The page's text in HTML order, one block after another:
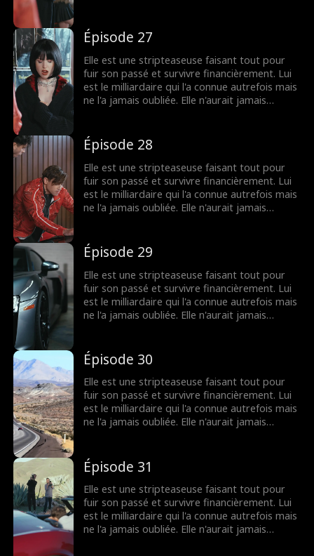
demande en mariage. À présent, elle est prise
au piège, entre cacher leur mariage secret et
étouffer les rumeurs qui pourraient tous les
deux les anéantir... tout en essayant de savoir
s'il l’aime vraiment, ou s'il veut juste la
posséder.
Épisode 27
Elle est une stripteaseuse faisant tout pour
fuir son passé et survivre financièrement. Lui
est le milliardaire qui l'a connue autrefois mais
ne l'a jamais oubliée. Elle n'aurait jamais
demande en mariage. À présent, elle est prise
au piège, entre cacher leur mariage secret et
étouffer les rumeurs qui pourraient tous les
deux les anéantir... tout en essayant de savoir
s'il l’aime vraiment, ou s'il veut juste la
posséder.
Épisode 28
Elle est une stripteaseuse faisant tout pour
fuir son passé et survivre financièrement. Lui
est le milliardaire qui l'a connue autrefois mais
ne l'a jamais oubliée. Elle n'aurait jamais
demande en mariage. À présent, elle est prise
au piège, entre cacher leur mariage secret et
étouffer les rumeurs qui pourraient tous les
deux les anéantir... tout en essayant de savoir
s'il l’aime vraiment, ou s'il veut juste la
posséder.
Épisode 29
Elle est une stripteaseuse faisant tout pour
fuir son passé et survivre financièrement. Lui
est le milliardaire qui l'a connue autrefois mais
ne l'a jamais oubliée. Elle n'aurait jamais
demande en mariage. À présent, elle est prise
au piège, entre cacher leur mariage secret et
étouffer les rumeurs qui pourraient tous les
deux les anéantir... tout en essayant de savoir
s'il l’aime vraiment, ou s'il veut juste la
posséder.
Épisode 30
Elle est une stripteaseuse faisant tout pour
fuir son passé et survivre financièrement. Lui
est le milliardaire qui l'a connue autrefois mais
ne l'a jamais oubliée. Elle n'aurait jamais
demande en mariage. À présent, elle est prise
au piège, entre cacher leur mariage secret et
étouffer les rumeurs qui pourraient tous les
deux les anéantir... tout en essayant de savoir
s'il l’aime vraiment, ou s'il veut juste la
posséder.
Épisode 31
Elle est une stripteaseuse faisant tout pour
fuir son passé et survivre financièrement. Lui
est le milliardaire qui l'a connue autrefois mais
ne l'a jamais oubliée. Elle n'aurait jamais